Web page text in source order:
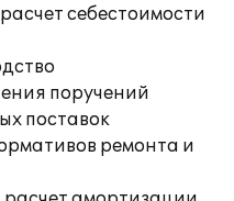
себестоимости
поручений
поставок
ремонта и